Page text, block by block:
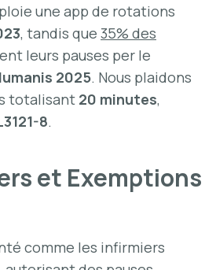
une app de rotations
, tandis que 35% des
leurs pauses per le
2025. Nous plaidons
totalisant 20 minutes,
8.
et Exemptions
comme les infirmiers